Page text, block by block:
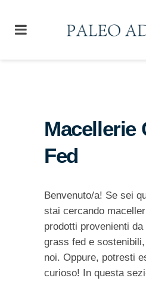
Macellerie
Fed
Benvenuto/a! Se sei
stai cercando
prodotti provenienti
grass fed e
noi. Oppure, potresti
curioso! In questa